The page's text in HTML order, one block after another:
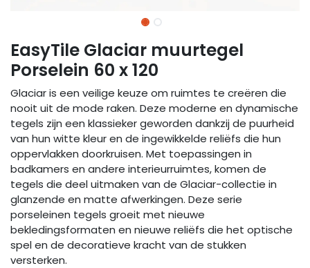
EasyTile Glaciar muurtegel
Porselein 60 x 120
Glaciar is een veilige keuze om ruimtes te creëren die
nooit uit de mode raken. Deze moderne en dynamische
tegels zijn een klassieker geworden dankzij de puurheid
van hun witte kleur en de ingewikkelde reliëfs die hun
oppervlakken doorkruisen. Met toepassingen in
badkamers en andere interieurruimtes, komen de
tegels die deel uitmaken van de Glaciar-collectie in
glanzende en matte afwerkingen. Deze serie
porseleinen tegels groeit met nieuwe
bekledingsformaten en nieuwe reliëfs die het optische
spel en de decoratieve kracht van de stukken
versterken.